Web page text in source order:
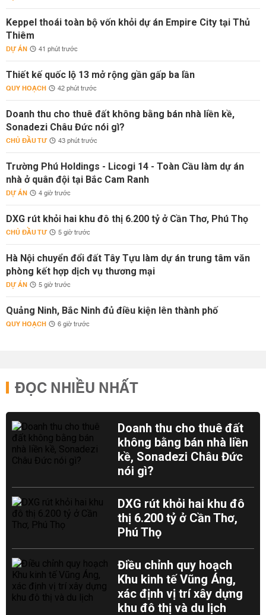
Keppel thoái toàn bộ vốn khỏi dự án Empire City tại Thủ
Thiêm
DỰ ÁN 41 phút trước
Thiết kế quốc lộ 13 mở rộng gần gấp ba lần
QUY HOẠCH 42 phút trước
Doanh thu cho thuê đất không bằng bán nhà liền kề,
Sonadezi Châu Đức nói gì?
CHỦ ĐẦU TƯ 43 phút trước
Trường Phú Holdings - Licogi 14 - Toàn Cầu làm dự án
nhà ở quân đội tại Bắc Cam Ranh
DỰ ÁN 4 giờ trước
DXG rút khỏi hai khu đô thị 6.200 tỷ ở Cần Thơ, Phú Thọ
CHỦ ĐẦU TƯ 5 giờ trước
Hà Nội chuyển đổi đất Tây Tựu làm dự án trung tâm văn
phòng kết hợp dịch vụ thương mại
DỰ ÁN 5 giờ trước
Quảng Ninh, Bắc Ninh đủ điều kiện lên thành phố
QUY HOẠCH 6 giờ trước
ĐỌC NHIỀU NHẤT
Doanh thu cho thuê đất
không bằng bán nhà liền
kề, Sonadezi Châu Đức
nói gì?
DXG rút khỏi hai khu đô
thị 6.200 tỷ ở Cần Thơ,
Phú Thọ
Điều chỉnh quy hoạch
Khu kinh tế Vũng Áng,
xác định vị trí xây dựng
khu đô thị và du lịch